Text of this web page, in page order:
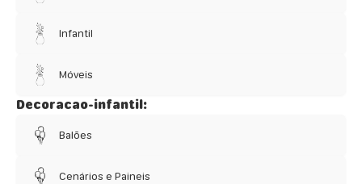
Infantil
Móveis
Decoracao-infantil:
Balões
Cenários e Paineis